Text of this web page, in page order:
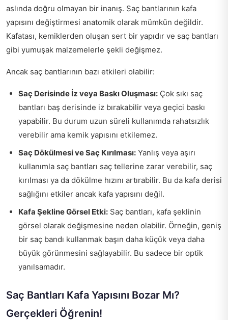
aslında doğru olmayan bir inanış. Saç bantlarının kafa
yapısını değiştirmesi anatomik olarak mümkün değildir.
Kafatası, kemiklerden oluşan sert bir yapıdır ve saç bantları
gibi yumuşak malzemelerle şekli değişmez.
Ancak saç bantlarının bazı etkileri olabilir:
Saç Derisinde İz veya Baskı Oluşması: Çok sıkı saç
bantları baş derisinde iz bırakabilir veya geçici baskı
yapabilir. Bu durum uzun süreli kullanımda rahatsızlık
verebilir ama kemik yapısını etkilemez.
Saç Dökülmesi ve Saç Kırılması: Yanlış veya aşırı
kullanımla saç bantları saç tellerine zarar verebilir, saç
kırılması ya da dökülme hızını artırabilir. Bu da kafa derisi
sağlığını etkiler ancak kafa yapısını değil.
Kafa Şekline Görsel Etki: Saç bantları, kafa şeklinin
görsel olarak değişmesine neden olabilir. Örneğin, geniş
bir saç bandı kullanmak başın daha küçük veya daha
büyük görünmesini sağlayabilir. Bu sadece bir optik
yanılsamadır.
Saç Bantları Kafa Yapısını Bozar Mı?
Gerçekleri Öğrenin!